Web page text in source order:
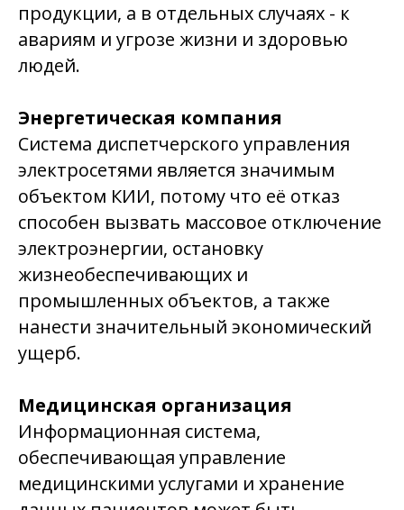
продукции, а в отдельных случаях - к
авариям и угрозе жизни и здоровью
людей.
Энергетическая компания
Система диспетчерского управления
электросетями является значимым
объектом КИИ, потому что её отказ
способен вызвать массовое отключение
электроэнергии, остановку
жизнеобеспечивающих и
промышленных объектов, а также
нанести значительный экономический
ущерб.
Медицинская организация
Информационная система,
обеспечивающая управление
медицинскими услугами и хранение